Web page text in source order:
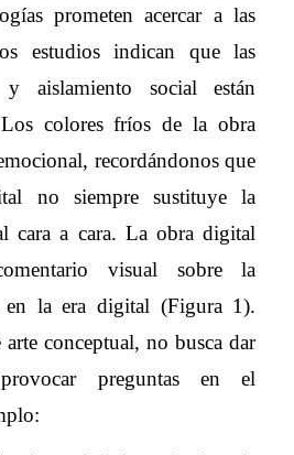
prometen acercar a las
estudios indican que las
aislamiento social están
colores fríos de la obra
recordándonos que
no siempre sustituye la
cara a cara. La obra digital
visual sobre la
en la era digital (Figura 1).
conceptual, no busca dar
preguntas en el